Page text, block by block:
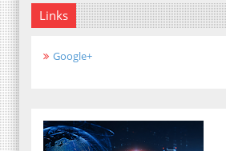
Links
Google+